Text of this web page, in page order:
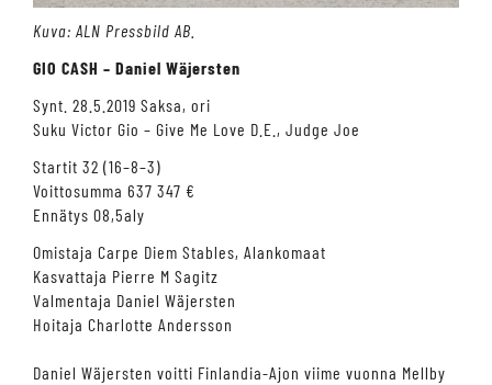
Kuva: ALN Pressbild AB.
GIO CASH – Daniel Wäjersten
Synt. 28.5.2019 Saksa, ori
Suku Victor Gio – Give Me Love D.E., Judge Joe
Startit 32 (16–8–3)
Voittosumma 637 347 €
Ennätys 08,5aly
Omistaja Carpe Diem Stables, Alankomaat
Kasvattaja Pierre M Sagitz
Valmentaja Daniel Wäjersten
Hoitaja Charlotte Andersson
Daniel Wäjersten voitti Finlandia-Ajon viime vuonna Mellby